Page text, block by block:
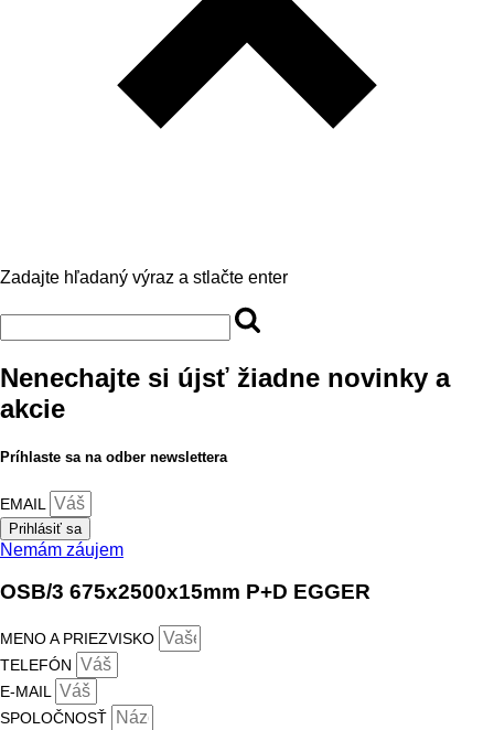
Zadajte hľadaný výraz a stlačte enter
Nenechajte si újsť žiadne novinky a
akcie
Príhlaste sa na odber newslettera
EMAIL
Prihlásiť sa
Nemám záujem
OSB/3 675x2500x15mm P+D EGGER
MENO A PRIEZVISKO
TELEFÓN
E-MAIL
SPOLOČNOSŤ